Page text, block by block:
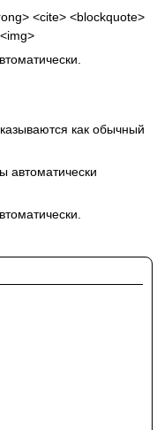
<cite> <blockquote>
как обычный
автоматически